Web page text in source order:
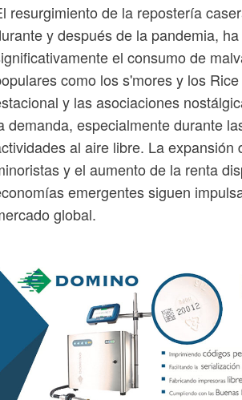
resurgimiento de la repostería
y después de la pandemia,
el consumo de
como los s'mores y los
y las asociaciones
demanda, especialmente durante
al aire libre. La expansión
y el aumento de la renta
emergentes siguen
global.